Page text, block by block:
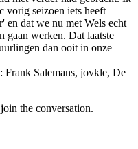
vorig seizoen iets heeft
en dat we nu met Wels echt
gaan werken. Dat laatste
dan ooit in onze
Frank Salemans, jovkle, De
the conversation.